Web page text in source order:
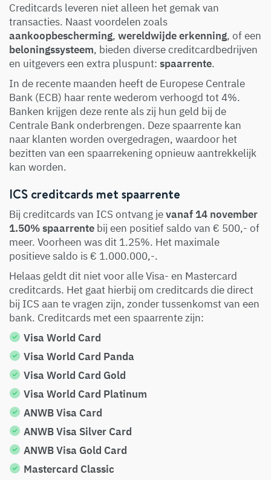
Creditcards leveren niet alleen het gemak van
transacties. Naast voordelen zoals
aankoopbescherming, wereldwijde erkenning, of een
beloningssysteem, bieden diverse creditcardbedrijven
en uitgevers een extra pluspunt: spaarrente.
In de recente maanden heeft de Europese Centrale
Bank (ECB) haar rente wederom verhoogd tot 4%.
Banken krijgen deze rente als zij hun geld bij de
Centrale Bank onderbrengen. Deze spaarrente kan
naar klanten worden overgedragen, waardoor het
bezitten van een spaarrekening opnieuw aantrekkelijk
kan worden.
ICS creditcards met spaarrente
Bij creditcards van ICS ontvang jevanaf 14 november
1.50% spaarrente bij een positief saldo van € 500,- of
meer. Voorheen was dit 1.25%. Het maximale
positieve saldo is € 1.000.000,-.
Helaas geldt dit niet voor alle Visa- en Mastercard
creditcards. Het gaat hierbij om creditcards die direct
bij ICS aan te vragen zijn, zonder tussenkomst van een
bank. Creditcards met een spaarrente zijn:
Visa World Card
Visa World Card Panda
Visa World Card Gold
Visa World Card Platinum
ANWB Visa Card
ANWB Visa Silver Card
ANWB Visa Gold Card
Mastercard Classic